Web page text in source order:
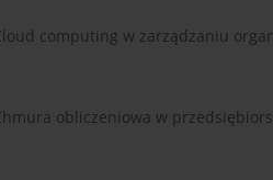
computing w zarządzaniu
obliczeniowa w